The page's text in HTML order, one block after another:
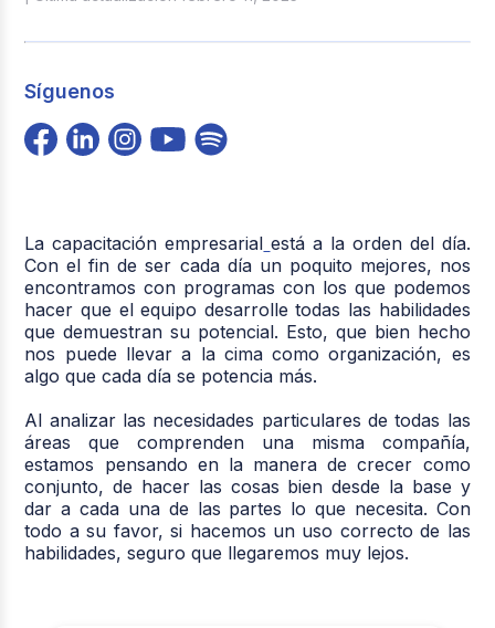
Síguenos
Lacapacitación empresarial está a la orden del día.
Con el fin de ser cada día un poquito mejores, nos
encontramos con programas con los que podemos
hacer que el equipo desarrolle todas las habilidades
que demuestran su potencial. Esto, que bien hecho
nos puede llevar a la cima como organización, es
algo que cada día se potencia más.
Al analizar las necesidades particulares de todas las
áreas que comprenden una misma compañía,
estamos pensando en la manera de crecer como
conjunto, de hacer las cosas bien desde la base y
dar a cada una de las partes lo que necesita. Con
todo a su favor, si hacemos un uso correcto de las
habilidades, seguro que llegaremos muy lejos.